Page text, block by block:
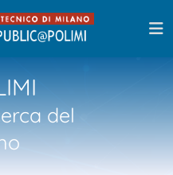
del